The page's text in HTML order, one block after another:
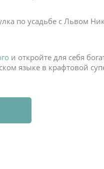
по усадьбе с Львом
и откройте для себя
языке в крафтовой